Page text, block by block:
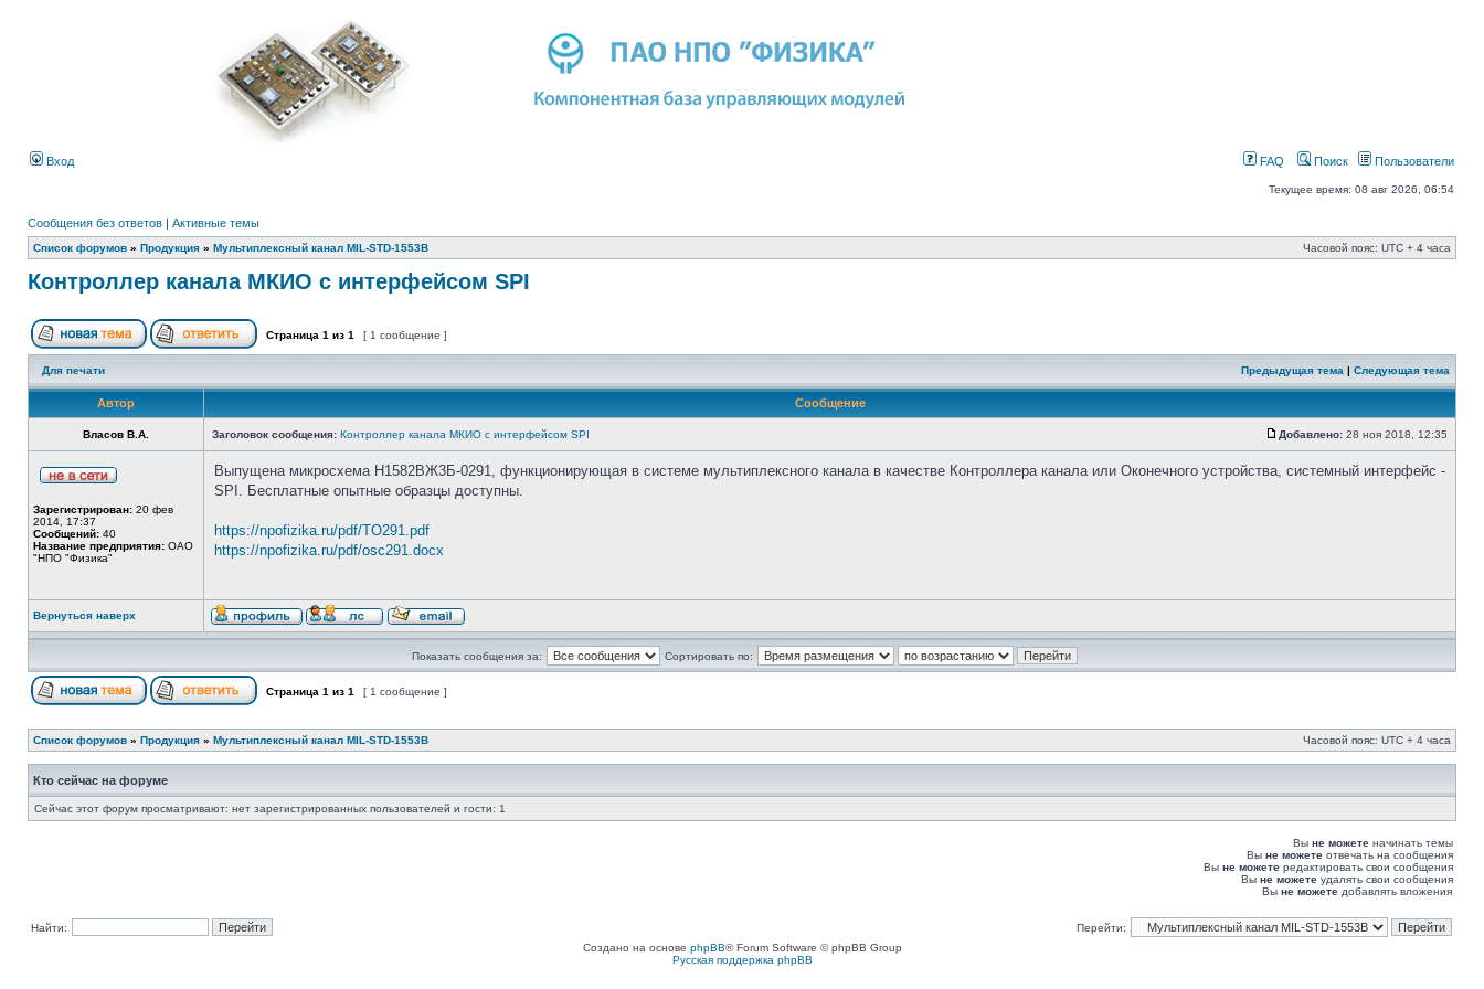
Вход FAQ Поиск Пользователи
Текущее время: 08 авг 2026, 06:54
Сообщения без ответов | Активные темы
Список форумов » Продукция » Мультиплексный канал MIL-STD-1553B Часовой пояс: UTC + 4 часа
Контроллер канала МКИО с интерфейсом SPI
Страница 1 из 1 [ 1 сообщение ]
Для печати Предыдущая тема | Следующая тема
Автор Сообщение
Власов В.А. Заголовок сообщения: Контроллер канала МКИО с интерфейсом SPI Добавлено: 28 ноя 2018, 12:35
Зарегистрирован: 20 фев
2014, 17:37
Сообщений: 40
Название предприятия: ОАО
"НПО "Физика"
Выпущена микросхема Н1582ВЖ3Б-0291, функционирующая в системе мультиплексного канала в качестве Контроллера канала или Оконечного устройства, системный интерфейс -
SPI. Бесплатные опытные образцы доступны.
https://npofizika.ru/pdf/TO291.pdf
https://npofizika.ru/pdf/osc291.docx
Вернуться наверх
Показать сообщения за: Сортировать по:
Страница 1 из 1 [ 1 сообщение ]
Список форумов » Продукция » Мультиплексный канал MIL-STD-1553B Часовой пояс: UTC + 4 часа
Кто сейчас на форуме
Сейчас этот форум просматривают: нет зарегистрированных пользователей и гости: 1
Вы не можете начинать темы
Вы не можете отвечать на сообщения
Вы не можете редактировать свои сообщения
Вы не можете удалять свои сообщения
Вы не можете добавлять вложения
Найти:
Перейти:
Создано на основе phpBB® Forum Software © phpBB Group
Русская поддержка phpBB